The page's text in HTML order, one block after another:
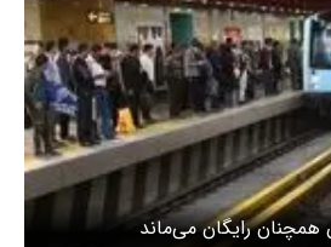
همچنان رایگان می‌ماند